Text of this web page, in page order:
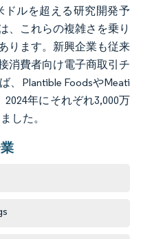
ドルを超える研究開発予
、これらの複雑さを乗り
ります。新興企業も従来
消費者向け電子商取引チ
、Plantible FoodsやMeati
年にそれぞれ3,000万
した。